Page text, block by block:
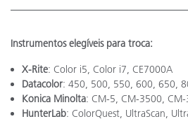
Instrumentos elegíveis para troca:
X-Rite: Color i5, Color i7, CE7000A
Datacolor: 450, 500, 550, 600, 650,
Konica Minolta: CM-5, CM-3500,
HunterLab: ColorQuest, UltraScan,